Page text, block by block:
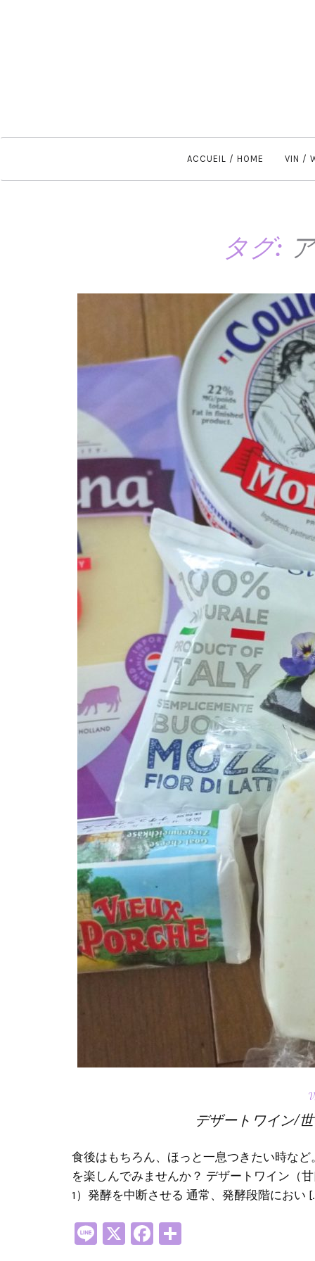
ACCUEIL / HOME VIN /
タグ:
デザートワイン/
食後はもちろん、ほっと一息つきたい時な
を楽しんでみませんか？ デザートワイン（
1）発酵を中断させる 通常、発酵段階におい
Line
X Facebook